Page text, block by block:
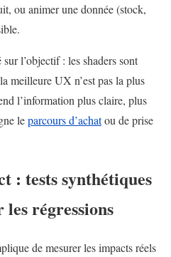
ou animer une donnée (stock,
l’objectif : les shaders sont
meilleure UX n’est pas la plus
l’information plus claire, plus
leparcours d’achatou de prise
: tests synthétiques
régressions
de mesurer les impacts réels